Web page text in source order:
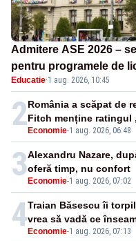
Admitere ASE 2026 –
pentru programele de
Educatie·1 aug. 2026, 10:45
2 Economie-1 aug. 2026, 06:48
România a scăpat de
Fitch menține ratingul
3 Economie-1 aug. 2026, 07:02
Alexandru Nazare,
oferă timp, nu confort
4 Economie-1 aug. 2026, 07:13
Traian Băsescu îi
vrea să vadă ce